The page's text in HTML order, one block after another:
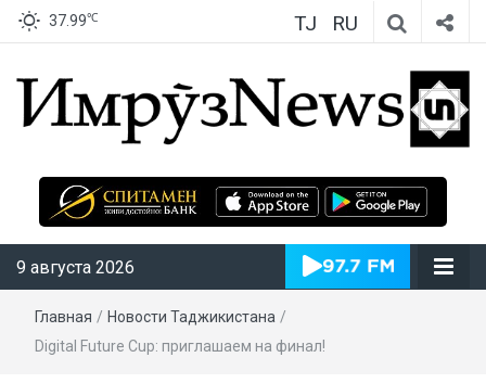
37.99℃ TJ RU
ИмрӯзNews
9 августа 2026
Главная / Новости Таджикистана /
Digital Future Cup: приглашаем на финал!